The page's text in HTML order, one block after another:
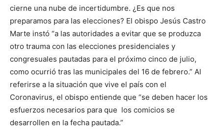
cierne una nube de incertidumbre. ¿Es que nos
preparamos para las elecciones? El obispo Jesús Castro
Marte instó “a las autoridades a evitar que se produzca
otro trauma con las elecciones presidenciales y
congresuales pautadas para el próximo cinco de julio,
como ocurrió tras las municipales del 16 de febrero.” Al
referirse a la situación que vive el país con el
Coronavirus, el obispo entiende que “se deben hacer los
esfuerzos necesarios para que los comicios se
desarrollen en la fecha pautada.”